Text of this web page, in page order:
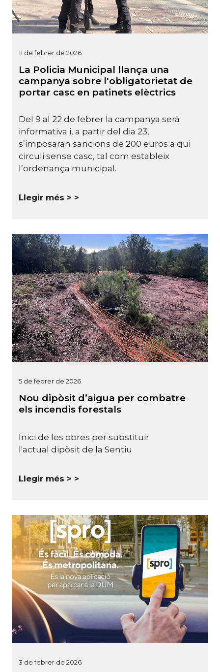
11 de febrer de 2026
La Policia Municipal llança una
campanya sobre l'obligatorietat de
portar casc en patinets elèctrics
Del 9 al 22 de febrer la campanya serà
informativa i, a partir del dia 23,
s’imposaran sancions de 200 euros a qui
circuli sense casc, tal com estableix
l’ordenança municipal.
Llegir més >
5 de febrer de 2026
Nou dipòsit d’aigua per combatre
els incendis forestals
Inici de les obres per substituir
l'actual dipòsit de la Sentiu
Llegir més >
3 de febrer de 2026